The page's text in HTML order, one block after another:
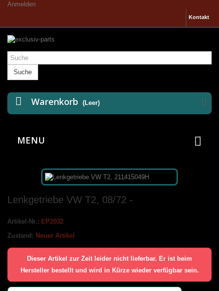
Anmelden
Kontakt
Suche
Warenkorb (Leer)
MENU
Lenkgetriebe VW T2, 08/72 -
Artikel-Nr.: EP2032
Zustand: Neuer Artikel
Dieser Artikel zur Zeit leider nicht lieferbar. Er ist beim
Hersteller bestellt und wird in Kürze wieder verfügbar sein.